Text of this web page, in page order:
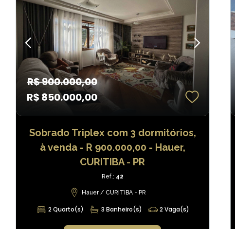
R$ 900.000,00
R$ 850.000,00
Sobrado Triplex com 3 dormitórios,
à venda - R 900.000,00 - Hauer,
CURITIBA - PR
Ref.: 42
Hauer / CURITIBA - PR
2 Quarto(s) 3 Banheiro(s) 2 Vaga(s)